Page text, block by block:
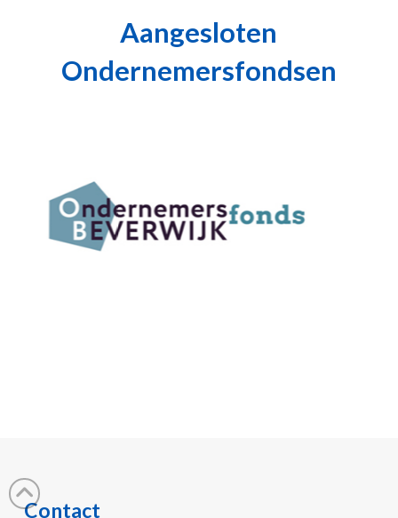
Aangesloten
Ondernemersfondsen
Contact